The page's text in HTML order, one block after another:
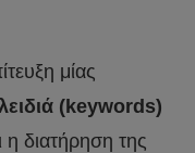
μίας
(keywords)
διατήρηση της